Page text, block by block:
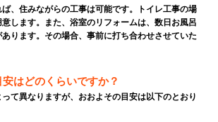
、住みながらの工事は可能です。トイレ工事の場
します。また、浴室のリフォームは、数日お風呂
ります。その場合、事前に打ち合わせさせていた
はどのくらいですか？
て異なりますが、おおよその目安は以下のとおり